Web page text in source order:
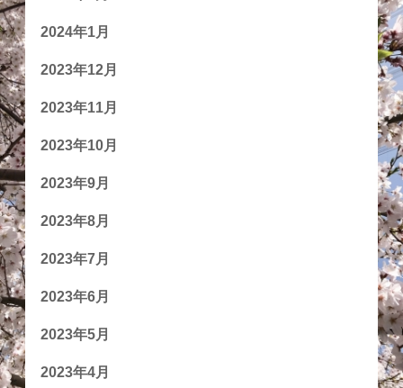
2024年1月
2023年12月
2023年11月
2023年10月
2023年9月
2023年8月
2023年7月
2023年6月
2023年5月
2023年4月